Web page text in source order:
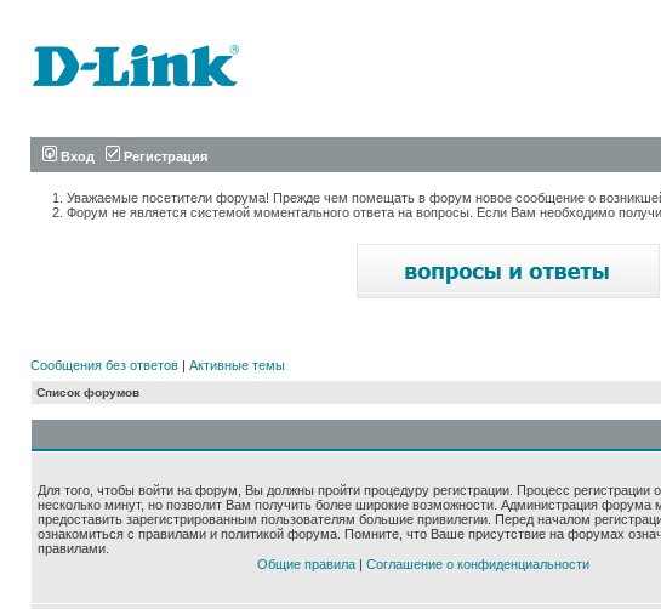
Вход Регистрация
Уважаемые посетители форума! Прежде чем помещать в форум новое сообщение о
Форум не является системой моментального ответа на вопросы. Если Вам необходимо
Сообщения без ответов | Активные темы
Список форумов
Для того, чтобы войти на форум, Вы должны пройти процедуру регистрации. Процесс регистрации
несколько минут, но позволит Вам получить более широкие возможности. Администрация форума
предоставить зарегистрированным пользователям большие привилегии. Перед началом
ознакомиться с правилами и политикой форума. Помните, что Ваше присутствие на форумах
правилами.
Общие правила| Соглашение о конфиденциальности